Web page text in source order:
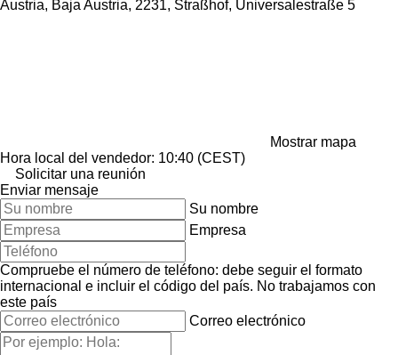
Austria, Baja Austria, 2231, Straßhof, Universalestraße 5
Mostrar mapa
Hora local del vendedor: 10:40 (CEST)
Solicitar una reunión
Enviar mensaje
Su nombre
Empresa
Compruebe el número de teléfono: debe seguir el formato
internacional e incluir el código del país. No trabajamos con
este país
Correo electrónico